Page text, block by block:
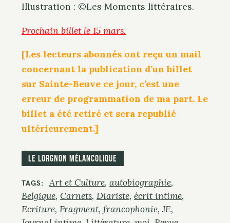
Illustration : ©Les Moments littéraires.
Prochain billet le 15 mars.
[Les lecteurs abonnés ont reçu un mail
concernant la publication d’un billet
sur Sainte-Beuve ce jour, c’est une
erreur de programmation de ma part. Le
billet a été retiré et sera republié
ultérieurement.]
Le Lorgnon mélancolique
TAGS Art et Culture autobiographie
Belgique Carnets Diariste écrit intime
Ecriture Fragment francophonie JE